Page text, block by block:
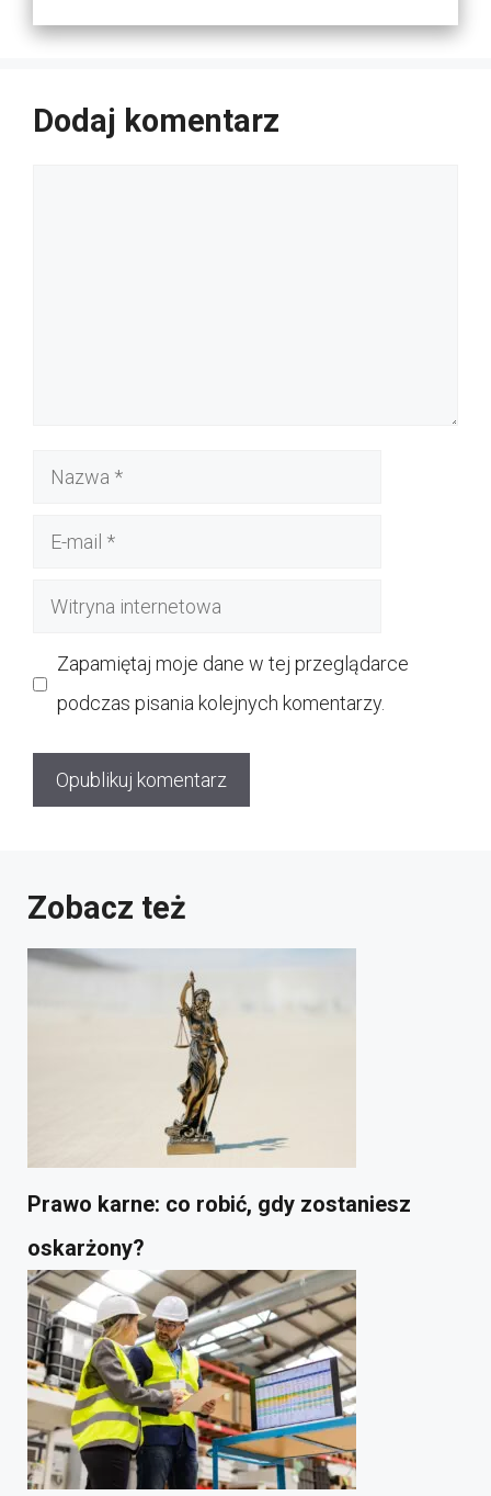
Dodaj komentarz
Nazwa
Witryna
Zapamiętaj moje dane w tej przeglądarce
podczas pisania kolejnych komentarzy.
Zobacz też
Prawo karne: co robić, gdy zostaniesz
oskarżony?